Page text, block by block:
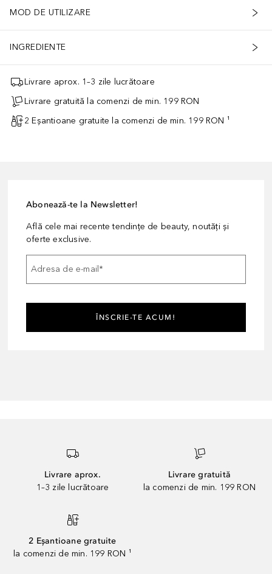
MOD DE UTILIZARE
INGREDIENTE
Livrare aprox. 1–3 zile lucrătoare
Livrare gratuită la comenzi de min. 199 RON
2 Eșantioane gratuite la comenzi de min. 199 RON ¹
Abonează-te la Newsletter!
Află cele mai recente tendințe de beauty, noutăți și
oferte exclusive.
Adresa de e-mail*
ÎNSCRIE-TE ACUM!
Livrare aprox.
1–3 zile lucrătoare
Livrare gratuită
la comenzi de min. 199 RON
2 Eșantioane gratuite
la comenzi de min. 199 RON ¹